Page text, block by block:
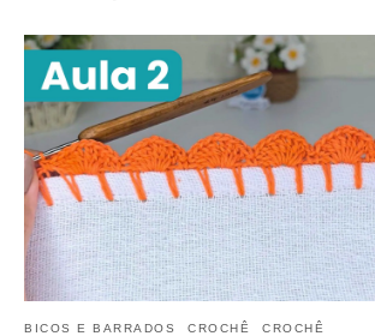
BICOS E BARRADOS CROCHÊ CROCHÊ